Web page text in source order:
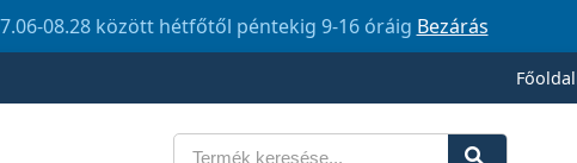
08.28 között hétfőtől péntekig 9-16 óráig Bezárás
Főoldal
Keresés